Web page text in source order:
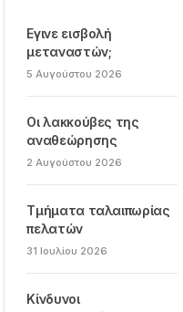
Εγινε εισβολή
μεταναστών;
5 Αυγούστου 2026
Οι λακκούβες της
αναθεώρησης
2 Αυγούστου 2026
Τμήματα ταλαιπωρίας
πελατών
31 Ιουλίου 2026
Κίνδυνοι